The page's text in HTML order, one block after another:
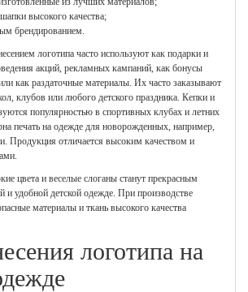
высокого качества;
брендированием.
логотипа часто используют как подарки и
акций, рекламных кампаний, как бонусы
как раздаточные материалы. Их часто заказывают
клубов или любого детского праздника. Кепки и
популярностью в спортивных клубах и летних
печать на одежде для новорожденных, например,
Продукция отличается высоким качеством и
цвета и веселые слоганы станут прекрасным
и удобной детской одежде. При производстве
материалы и ткань высокого качества
логотипа на